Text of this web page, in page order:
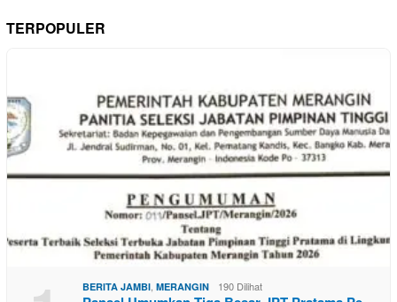
TERPOPULER
BERITA JAMBI, MERANGIN 190 Dilihat